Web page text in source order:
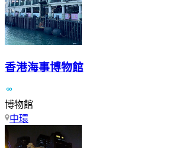
香港海事博物館
博物館
中環